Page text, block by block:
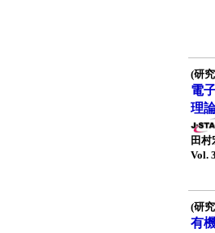
(研
電
理
田村
Vol.
(研
有